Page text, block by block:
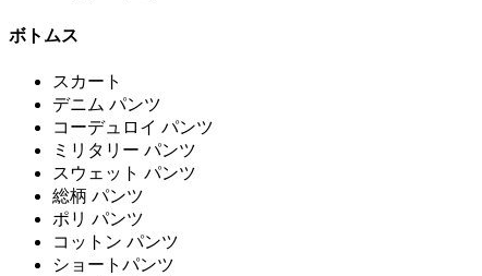
ボトムス
スカート
デニム パンツ
コーデュロイ パンツ
ミリタリー パンツ
スウェット パンツ
総柄 パンツ
ポリ パンツ
コットン パンツ
ショートパンツ